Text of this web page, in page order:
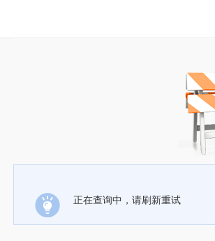
正在查询中，请刷新重试